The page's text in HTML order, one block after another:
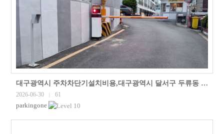
대구광역시 주차차단기설치비용,대구광역시 달서구 두류동 아파트@ 번호인식주차차단기설치 완료, 설치문의 010-4300-7258, 부산광역시 주차차..
2026-06-30 61
parkingone